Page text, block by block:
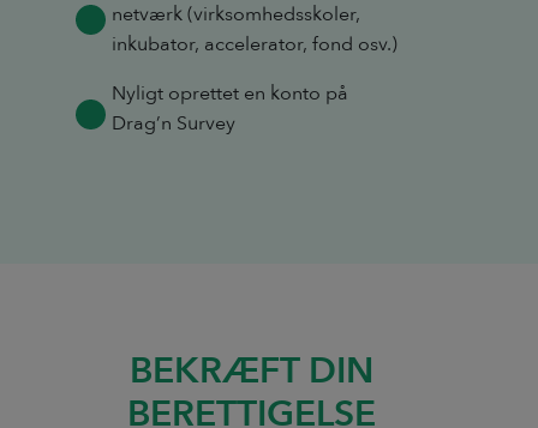
netværk (virksomhedsskoler,
inkubator, accelerator, fond osv.)
Nyligt oprettet en konto på
Drag’n Survey
BEKRÆFT DIN
BERETTIGELSE